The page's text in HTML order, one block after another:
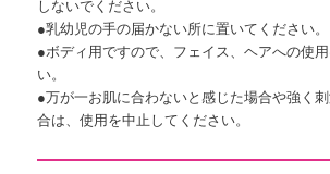
しないでください。
●乳幼児の手の届かない所に置いてください。
●ボディ用ですので、フェイス、ヘアへの使
い。
●万が一お肌に合わないと感じた場合や強く
合は、使用を中止してください。